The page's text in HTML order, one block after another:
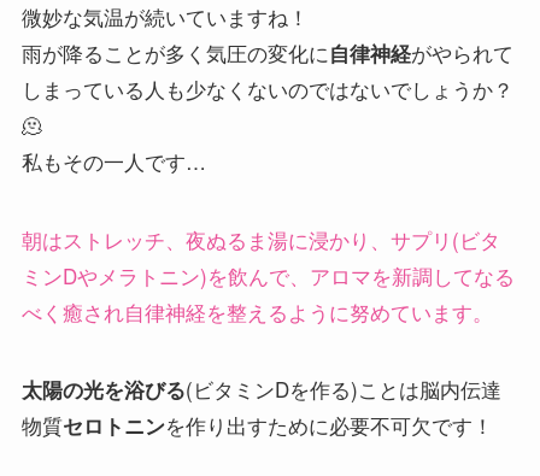
微妙な気温が続いていますね！
雨が降ることが多く気圧の変化に自律神経がやられて
しまっている人も少なくないのではないでしょうか？
🫠
私もその一人です…
朝はストレッチ、夜ぬるま湯に浸かり、サプリ(ビタ
ミンDやメラトニン)を飲んで、アロマを新調してなる
べく癒され自律神経を整えるように努めています。
太陽の光を浴びる(ビタミンDを作る)ことは脳内伝達
物質セロトニンを作り出すために必要不可欠です！